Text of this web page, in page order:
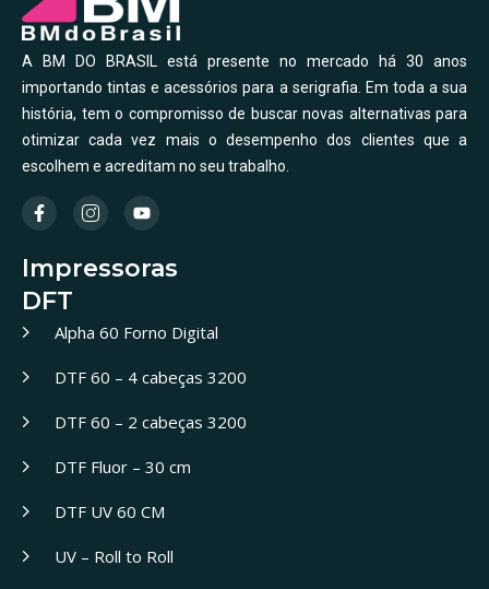
A BM DO BRASIL está presente no mercado há 30 anos
importando tintas e acessórios para a serigrafia. Em toda a sua
história, tem o compromisso de buscar novas alternativas para
otimizar cada vez mais o desempenho dos clientes que a
escolhem e acreditam no seu trabalho.
Impressoras
DFT
Alpha 60 Forno Digital
DTF 60 – 4 cabeças 3200
DTF 60 – 2 cabeças 3200
DTF Fluor – 30 cm
DTF UV 60 CM
UV – Roll to Roll